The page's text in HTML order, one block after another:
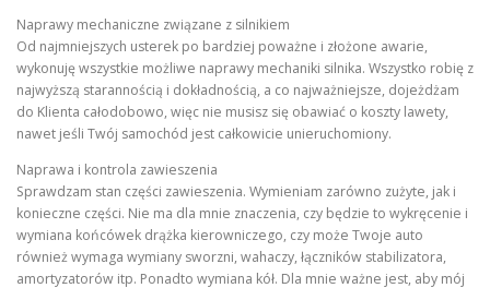
Naprawy mechaniczne związane z silnikiem
Od najmniejszych usterek po bardziej poważne i złożone awarie,
wykonuję wszystkie możliwe naprawy mechaniki silnika. Wszystko robię z
najwyższą starannością i dokładnością, a co najważniejsze, dojeżdżam
do Klienta całodobowo, więc nie musisz się obawiać o koszty lawety,
nawet jeśli Twój samochód jest całkowicie unieruchomiony.
Naprawa i kontrola zawieszenia
Sprawdzam stan części zawieszenia. Wymieniam zarówno zużyte, jak i
konieczne części. Nie ma dla mnie znaczenia, czy będzie to wykręcenie i
wymiana końcówek drążka kierowniczego, czy może Twoje auto
również wymaga wymiany sworzni, wahaczy, łączników stabilizatora,
amortyzatorów itp. Ponadto wymiana kół. Dla mnie ważne jest, aby mój